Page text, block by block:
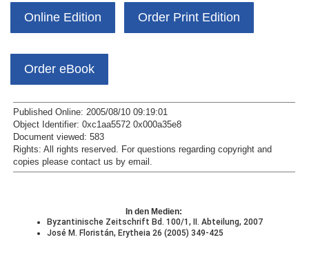
Online Edition Order Print Edition
Order eBook
Published Online: 2005/08/10 09:19:01
Object Identifier: 0xc1aa5572 0x000a35e8
Document viewed: 583
Rights: All rights reserved.
For questions regarding copyright and
copies please contact us by email
In den Medien:
Byzantinische Zeitschrift Bd. 100/1, II. Abteilung, 2007
José M. Floristán, Erytheia 26 (2005) 349-425